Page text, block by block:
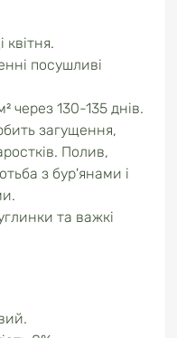
квітня.
посушливі
через 130-135 днів.
загущення,
Полив,
з бур'янами і
та важкі